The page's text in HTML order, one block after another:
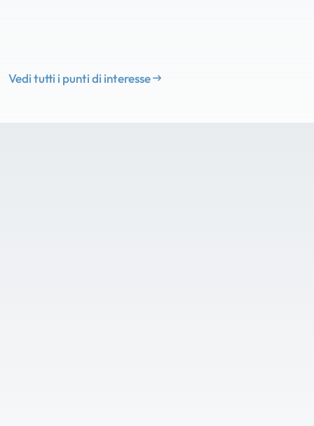
Vedi tutti i punti di interesse